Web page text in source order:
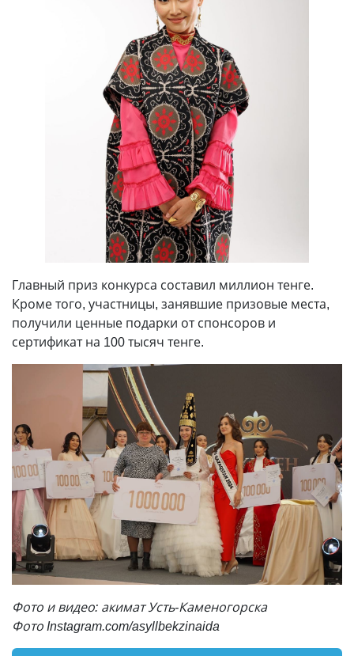
Главный приз конкурса составил миллион тенге.
Кроме того, участницы, занявшие призовые места,
получили ценные подарки от спонсоров и
сертификат на 100 тысяч тенге.
Фото и видео: акимат Усть-Каменогорска
Фото Instagram.com/asyllbekzinaida